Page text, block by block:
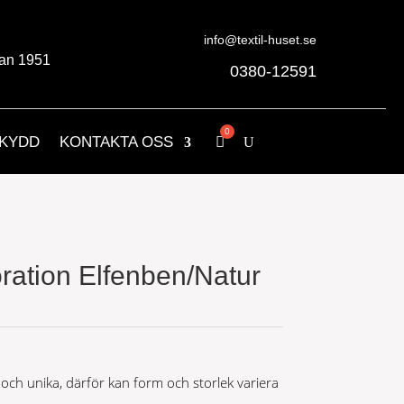
1951
info@textil-huset.se
0380-12591
KONTAKTA OSS
Elfenben/Natur
unika, därför kan form och storlek variera